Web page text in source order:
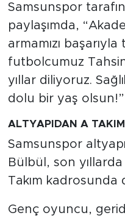
Samsunspor
paylaşımda,
armamızı
futbolcumuz
yıllar diliyoruz.
dolu bir yaş
ALTYAPIDAN A
Samsunspor
Bülbül, son
Takım kadrosunda
Genç oyuncu,